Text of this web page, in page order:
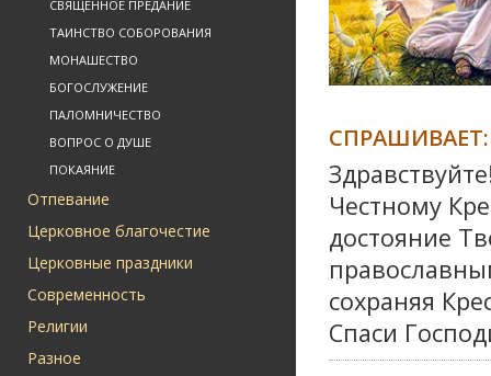
СВЯЩЕННОЕ ПРЕДАНИЕ
ТАИНСТВО СОБОРОВАНИЯ
МОНАШЕСТВО
БОГОСЛУЖЕНИЕ
ПАЛОМНИЧЕСТВО
ВОПРОС О ДУШЕ
ПОКАЯНИЕ
Отпевание
Церковное благочестие
Церковные праздники
Современность
Религии
Разное
СПРАШИВАЕТ:
Честному
достояние
сохраняя
Спаси